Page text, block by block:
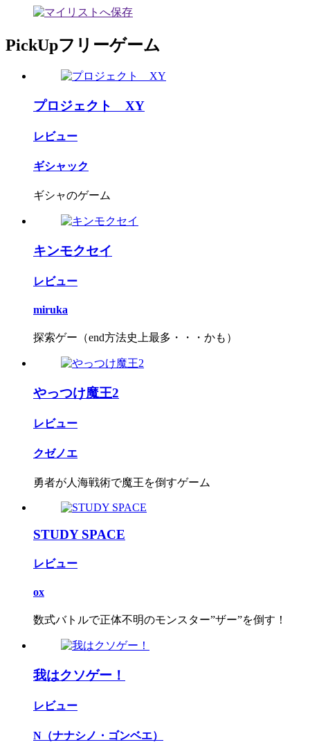
PickUpフリーゲーム
プロジェクト XY
レビュー
ギシャック
ギシャのゲーム
キンモクセイ
レビュー
miruka
探索ゲー（end方法史上最多・・・かも）
やっつけ魔王2
レビュー
クゼノエ
勇者が人海戦術で魔王を倒すゲーム
STUDY SPACE
レビュー
ox
数式バトルで正体不明のモンスター”ザー”を倒す！
我はクソゲー！
レビュー
N（ナナシノ・ゴンベエ）